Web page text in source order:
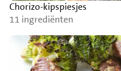
Chorizo-kipspiesjes
11 ingrediënten